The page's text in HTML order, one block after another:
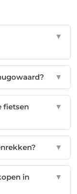
▼
▼
fietsen
▼
▼
in
▼